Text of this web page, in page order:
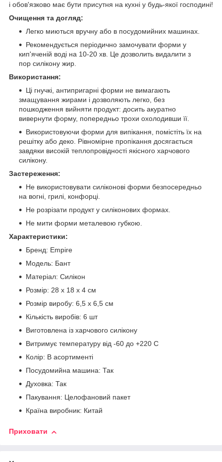
і обов'язково має бути присутня на кухні у будь-якої господині!
Очищення та догляд:
Легко миються вручну або в посудомийних машинах.
Рекомендується періодично замочувати форми у
кип'яченій воді на 10-20 хв. Це дозволить видалити з
пор силікону жир.
Використання:
Ці гнучкі, антипригарні форми не вимагають
змащування жирами і дозволяють легко, без
пошкодження вийняти продукт: досить акуратно
вивернути форму, попередньо трохи охолодивши її.
Використовуючи форми для випікання, помістіть їх на
решітку або деко. Рівномірне пропікання досягається
завдяки високій теплопровідності якісного харчового
силікону.
Застереження:
Не використовувати силіконові форми безпосередньо
на вогні, грилі, конфорці.
Не розрізати продукт у силіконових формах.
Не мити форми металевою губкою.
Характеристики:
Бренд: Empire
Модель: Бант
Матеріал: Силікон
Розмір: 28 х 18 х 4 см
Розмір виробу: 6,5 х 6,5 см
Кількість виробів: 6 шт
Виготовлена із харчового силікону
Витримує температуру від -60 до +220 С
Колір: В асортименті
Посудомийна машина: Так
Духовка: Так
Пакування: Целофановий пакет
Країна виробник: Китай
Приховати